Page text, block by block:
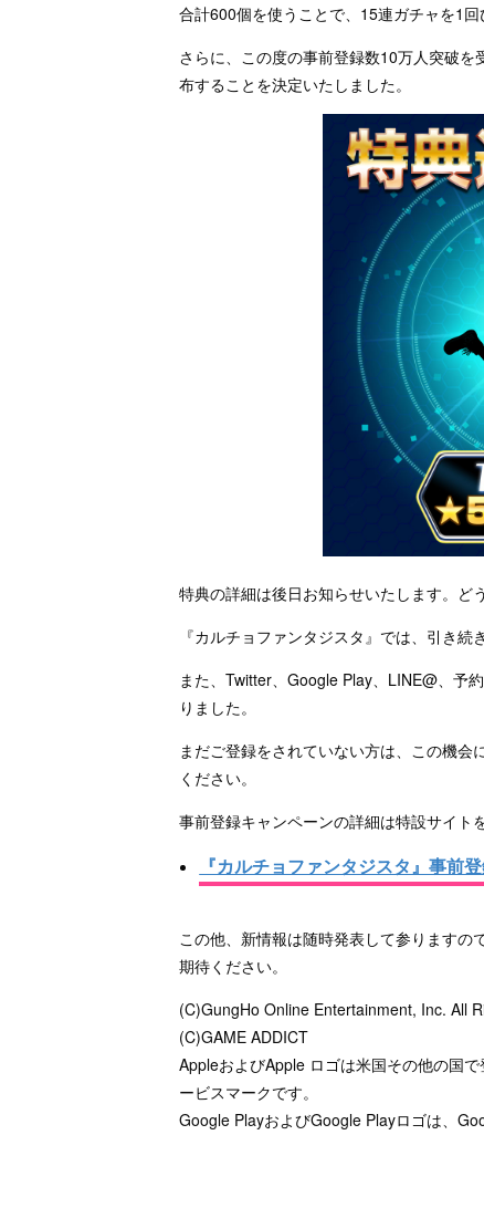
合計600個を使うことで、15連ガチャを1回
さらに、この度の事前登録数10万人突破
布することを決定いたしました。
特典の詳細は後日お知らせいたします。ど
『カルチョファンタジスタ』では、引き続
また、Twitter、Google Play、LINE@、予
りました。
まだご登録をされていない方は、この機
ください。
事前登録キャンペーンの詳細は特設サイト
『カルチョファンタジスタ』事前
この他、新情報は随時発表して参ります
期待ください。
(C)GungHo Online Entertainment, Inc. All
(C)GAME ADDICT
AppleおよびApple ロゴは米国その他の国
ービスマークです。
Google PlayおよびGoogle Playロゴは、